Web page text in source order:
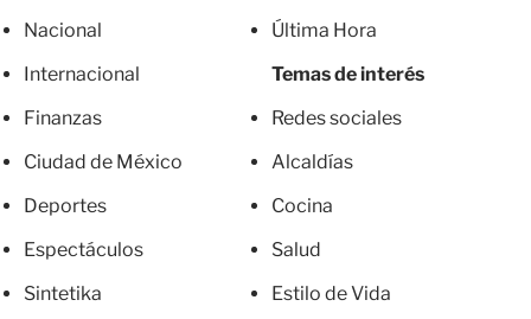
Nacional
Internacional
Finanzas
Ciudad de México
Deportes
Espectáculos
Sintetika
Última Hora
Temas de interés
Redes sociales
Alcaldías
Cocina
Salud
Estilo de Vida